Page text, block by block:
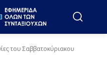
του Σαββατοκύριακου